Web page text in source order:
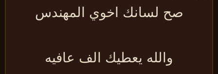
صح لسانك اخوي المهندس
والله يعطيك الف عافيه